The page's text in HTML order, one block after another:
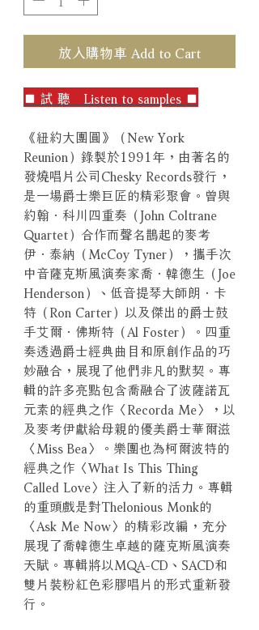
放入購物車 Add to Cart
■ 試 聽 Listen to samples ■
《紐約大團圓》（New York
Reunion）錄製於1991年，由著名的
發燒唱片公司Chesky Records發行，
是一場爵士樂巨匠的精彩聚會。曾與
約翰．科川四重奏（John Coltrane
Quartet）合作而聲名鵲起的麥考
伊．泰納（McCoy Tyner），攜手次
中音薩克斯風演奏家喬．韓德生（Joe
Henderson）、低音提琴大師朗．卡
特（Ron Carter）以及傑出的爵士鼓
手艾爾．佛斯特（Al Foster）。四重
奏透過爵士經典曲目和原創作品的巧
妙融合，展現了他們非凡的默契。專
輯的許多亮點包含喬融合了波薩諾瓦
元素的經典之作〈Recorda Me〉，以
及麥考伊獻給母親的優美爵士華爾滋
〈Miss Bea〉。樂團也為柯爾波特的
經典之作〈What Is This Thing
Called Love〉注入了新的活力。專輯
的重頭戲是對Thelonious Monk的
〈Ask Me Now〉的精彩改編，充分
展現了喬韓德生卓越的薩克斯風演奏
天賦。專輯將以MQA-CD、SACD和
雙片裝粉紅色彩膠唱片的形式重新發
行。